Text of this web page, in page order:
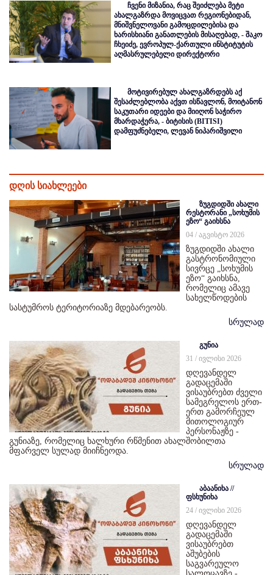
ჩვენი მიზანია, რაც შეიძლება მეტი
ახალგაზრდა მოვიცვათ რეგიონებიდან,
მნიშვნელოვანი გამოცდილებისა და
ხარისხიანი განათლების მისაღებად, - შაკო
ჩხეიძე, ევროპულ-ქართული ინსტიტუტის
აღმასრულებელი დირექტორი
მოტივირებულ ახალგაზრდებს აქ
შესაძლებლობა აქვთ ისწავლონ, მოიტანონ
საკუთარი იდეები და მიიღონ საჭირო
მხარდაჭერა, - ბიტისის (BITISI)
დამფუძნებელი, ლევან ნიპარიშვილი
დღის სიახლეები
ზუგდიდში ახალი
რესტორანი „სოხუმის
ეზო“ გაიხსნა
04 / აგვისტო 2026
ზუგდიდში ახალი
გასტრონომიული
სივრცე „სოხუმის
ეზო“ გაიხსნა,
რომელიც ამავე
სახელწოდების
სასტუმროს ტერიტორიაზე მდებარეობს.
სრულად
გუნია
31 / ივლისი 2026
დღევანდელ
გადაცემაში
ვისაუბრებთ ძველი
სამეგრელოს ერთ-
ერთ გამორჩეულ
მითოლოგიურ
პერსონაჟზე -
გუნიაზე, რომელიც ხალხური რწმენით ახალშობილთა
მფარველ სულად მიიჩნეოდა.
სრულად
აბაანიხა //
ფსხუნიხა
24 / ივლისი 2026
დღევანდელ
გადაცემაში
ვისაუბრებთ
აშუბების
საგვარეულო